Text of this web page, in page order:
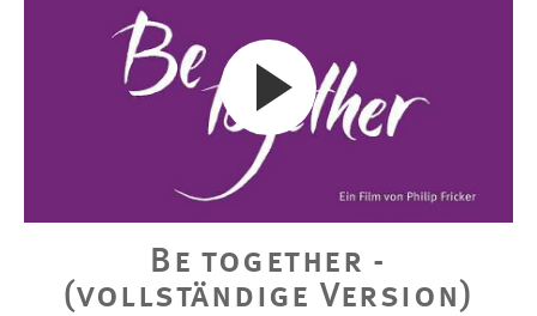
Be together -
(vollständige Version)